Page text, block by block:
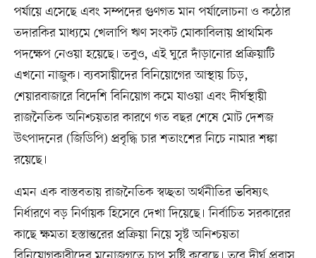
পর্যায়ে এসেছে এবং সম্পদের গুণগত মান পর্যালোচনা ও কঠোর
তদারকির মাধ্যমে খেলাপি ঋণ সংকট মোকাবিলায় প্রাথমিক
পদক্ষেপ নেওয়া হয়েছে। তবুও, এই ঘুরে দাঁড়ানোর প্রক্রিয়াটি
এখনো নাজুক। ব্যবসায়ীদের বিনিয়োগের আস্থায় চিড়,
শেয়ারবাজারে বিদেশি বিনিয়োগ কমে যাওয়া এবং দীর্ঘস্থায়ী
রাজনৈতিক অনিশ্চয়তার কারণে গত বছর শেষে মোট দেশজ
উৎপাদনের (জিডিপি) প্রবৃদ্ধি চার শতাংশের নিচে নামার শঙ্কা
রয়েছে।
এমন এক বাস্তবতায় রাজনৈতিক স্বচ্ছতা অর্থনীতির ভবিষ্যৎ
নির্ধারণে বড় নির্ণায়ক হিসেবে দেখা দিয়েছে। নির্বাচিত সরকারের
কাছে ক্ষমতা হস্তান্তরের প্রক্রিয়া নিয়ে সৃষ্ট অনিশ্চয়তা